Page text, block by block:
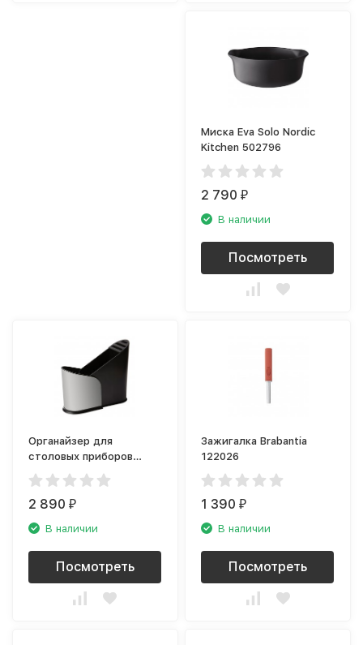
Миска Eva Solo Nordic
Kitchen 502796
2 790₽
В наличии
Посмотреть
Органайзер для
столовых приборов
Umbra FURLO 1009551-
047
2 890₽
В наличии
Посмотреть
Зажигалка Brabantia
122026
1 390₽
В наличии
Посмотреть